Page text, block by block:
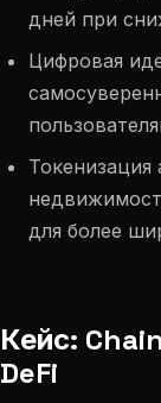
дней при
Цифровая
для более
Кейс:
DeFi